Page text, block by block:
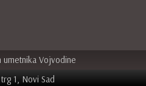
umetnika Vojvodine
1, Novi Sad